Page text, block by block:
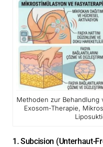
Methoden zur Behandlung
Exosom-Therapie,
1. Subcision (Unterhaut-